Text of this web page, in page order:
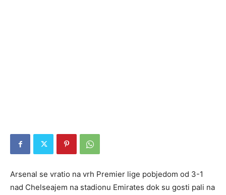
Arsenal se vratio na vrh Premier lige pobjedom od 3-1
nad Chelseajem na stadionu Emirates dok su gosti pali na